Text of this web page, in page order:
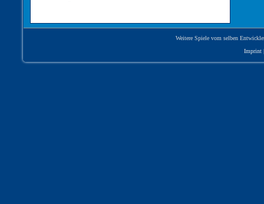
Weitere Spiele vom selben
Imprint